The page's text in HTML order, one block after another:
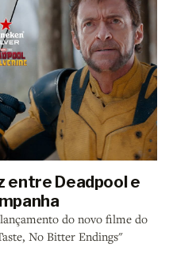
entre Deadpool e
do novo filme do
No Bitter Endings"